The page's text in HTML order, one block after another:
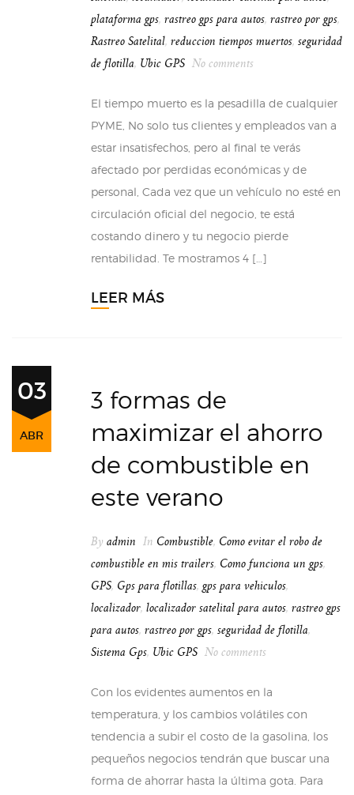
plataforma gps, rastreo gps para autos, rastreo por gps,
Rastreo Satelital, reduccion tiempos muertos, seguridad
de flotilla, Ubic GPS No comments
El tiempo muerto es la pesadilla de cualquier
PYME, No solo tus clientes y empleados van a
estar insatisfechos, pero al final te verás
afectado por perdidas económicas y de
personal, Cada vez que un vehículo no esté en
circulación oficial del negocio, te está
costando dinero y tu negocio pierde
rentabilidad. Te mostramos 4 […]
LEER MÁS
03
ABR
3 formas de
maximizar el ahorro
de combustible en
este verano
By admin In Combustible, Como evitar el robo de
combustible en mis trailers, Como funciona un gps,
GPS, Gps para flotillas, gps para vehiculos,
localizador, localizador satelital para autos, rastreo gps
para autos, rastreo por gps, seguridad de flotilla,
Sistema Gps, Ubic GPS No comments
Con los evidentes aumentos en la
temperatura, y los cambios volátiles con
tendencia a subir el costo de la gasolina, los
pequeños negocios tendrán que buscar una
forma de ahorrar hasta la última gota. Para